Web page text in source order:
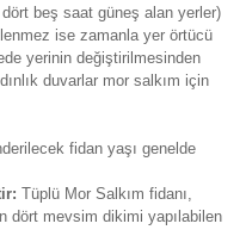
beş saat güneş alan yerler)
ise zamanla yer örtücü
yerinin değiştirilmesinden
duvarlar mor salkım için
fidan yaşı genelde
Tüplü Mor Salkım fidanı,
dört mevsim dikimi yapılabilen